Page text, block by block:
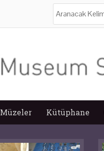
Müzeler Kütüphane